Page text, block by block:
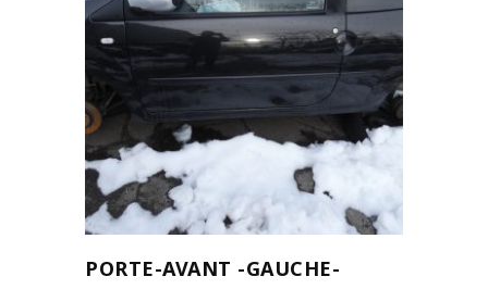
AJOUTER AU PANIER
PORTE-AVANT -GAUCHE-